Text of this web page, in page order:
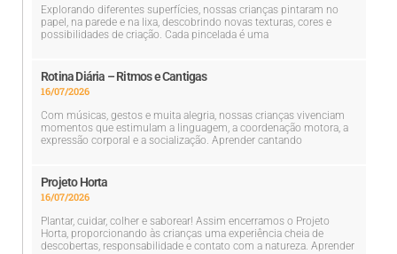
Explorando diferentes superfícies, nossas crianças pintaram no
papel, na parede e na lixa, descobrindo novas texturas, cores e
possibilidades de criação. Cada pincelada é uma
Rotina Diária – Ritmos e Cantigas
16/07/2026
Com músicas, gestos e muita alegria, nossas crianças vivenciam
momentos que estimulam a linguagem, a coordenação motora, a
expressão corporal e a socialização. Aprender cantando
Projeto Horta
16/07/2026
Plantar, cuidar, colher e saborear! Assim encerramos o Projeto
Horta, proporcionando às crianças uma experiência cheia de
descobertas, responsabilidade e contato com a natureza. Aprender